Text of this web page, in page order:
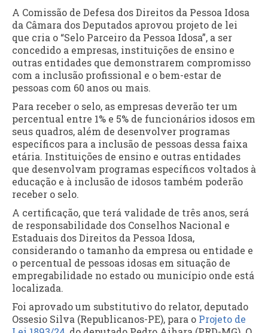
A Comissão de Defesa dos Direitos da Pessoa Idosa
da Câmara dos Deputados aprovou projeto de lei
que cria o “Selo Parceiro da Pessoa Idosa”, a ser
concedido a empresas, instituições de ensino e
outras entidades que demonstrarem compromisso
com a inclusão profissional e o bem-estar de
pessoas com 60 anos ou mais.
Para receber o selo, as empresas deverão ter um
percentual entre 1% e 5% de funcionários idosos em
seus quadros, além de desenvolver programas
específicos para a inclusão de pessoas dessa faixa
etária. Instituições de ensino e outras entidades
que desenvolvam programas específicos voltados à
educação e à inclusão de idosos também poderão
receber o selo.
A certificação, que terá validade de três anos, será
de responsabilidade dos Conselhos Nacional e
Estaduais dos Direitos da Pessoa Idosa,
considerando o tamanho da empresa ou entidade e
o percentual de pessoas idosas em situação de
empregabilidade no estado ou município onde está
localizada.
Foi aprovado um substitutivo do relator, deputado
Ossesio Silva (Republicanos-PE), para o Projeto de